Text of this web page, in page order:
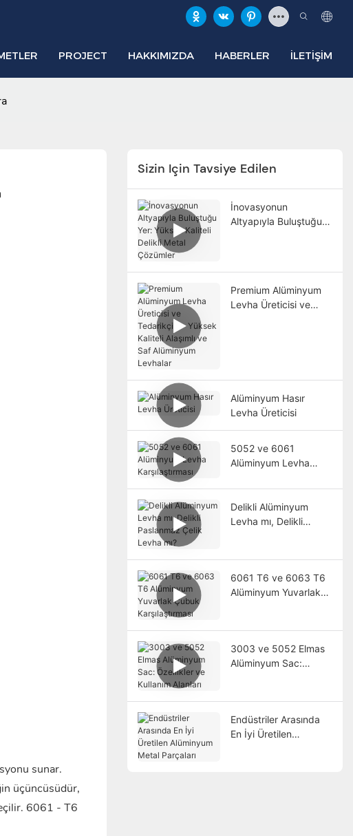
PROJECT HAKKIMIZDA HABERLER İLETIŞIM
sunar.
üçüncüsüdür,
6061 - T6
Sizin Için Tavsiye Edilen
İnovasyonun
Altyapıyla Buluştuğu
Premium Alüminyum
Levha Üreticisi ve
Alüminyum Hasır
Levha Üreticisi
5052 ve 6061
Alüminyum Levha
Delikli Alüminyum
Levha mı, Delikli
6061 T6 ve 6063 T6
Alüminyum Yuvarlak
3003 ve 5052 Elmas
Alüminyum Sac:
Endüstriler Arasında
En İyi Üretilen